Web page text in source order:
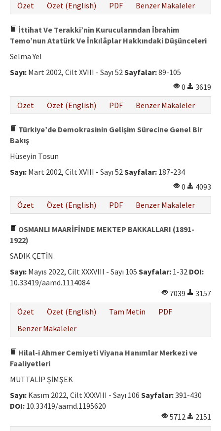
Özet
Özet (English) PDF Benzer Makaleler
İttihat Ve Terakki’nin Kurucularından İbrahim
Temo’nun Atatürk Ve İnkılâplar Hakkındaki Düşünceleri
Selma Yel
Sayı: Mart 2002, Cilt XVIII - Sayı 52Sayfalar:89-105
0
3619
Özet
Özet (English) PDF Benzer Makaleler
Türkiye’de Demokrasinin Gelişim Sürecine Genel Bir
Bakış
Hüseyin Tosun
Sayı: Mart 2002, Cilt XVIII - Sayı 52Sayfalar: 187-234
0
4093
Özet
Özet (English) PDF Benzer Makaleler
OSMANLI MAARİFİNDE MEKTEP BAKKALLARI (1891-
1922)
SADIK ÇETİN
Sayı: Mayıs 2022, Cilt XXXVIII - Sayı 105 Sayfalar: 1-32 DOI:
10.33419/aamd.1114084
7039
3157
Özet
Özet (English) Tam Metin
PDF
Benzer Makaleler
Hilal-i Ahmer Cemiyeti Viyana Hanımlar Merkezi ve
Faaliyetleri
MUTTALİP ŞİMŞEK
Sayı: Kasım 2022, Cilt XXXVIII - Sayı 106 Sayfalar:391-430
DOI: 10.33419/aamd.1195620
5712
2151